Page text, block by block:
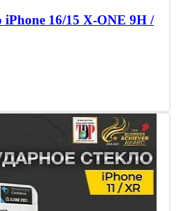
iPhone 16/15 X-ONE 9H /